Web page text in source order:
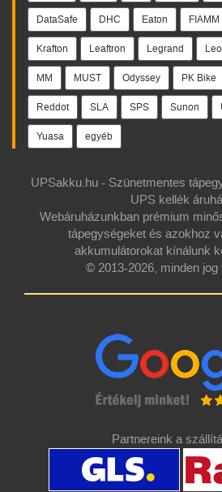
DataSafe DHC Eaton FIAMM
Krafton Leaftron Legrand
MM MUST Odyssey PK Bike
Reddot SLA SPS Sunon
Yuasa egyéb
UPSakku.hu - Szünetmentes
UPS kellék
Webáruházunkban prémium
tápegységeket és azokhoz
akkumulátorokat kínálunk
© 2013-2026, minden jog
Partnereink a